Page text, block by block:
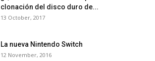
clonación del disco duro de...
13 October, 2017
La nueva Nintendo Switch
12 November, 2016